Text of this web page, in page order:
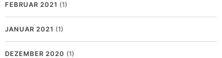
FEBRUAR 2021 (1)
JANUAR 2021 (1)
DEZEMBER 2020 (1)